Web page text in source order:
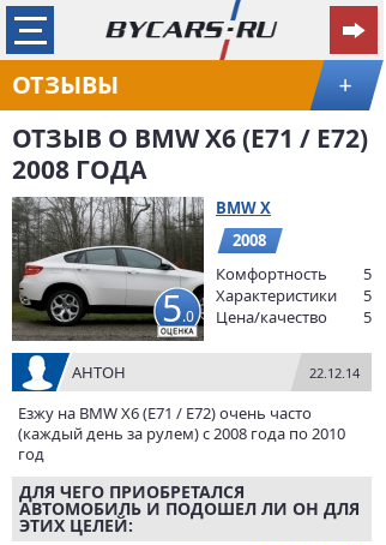
ОТЗЫВЫ +
ОТЗЫВ О BMW X6 (E71 / E72)
2008 ГОДА
5.0
BMW X
2008
Комфортность
5
Характеристики
5
Цена/качество
5
АНТОН 22.12.14
Езжу на BMW X6 (E71 / E72) очень часто
(каждый день за рулем) с 2008 года по 2010
год
ДЛЯ ЧЕГО ПРИОБРЕТАЛСЯ
АВТОМОБИЛЬ И ПОДОШЕЛ ЛИ ОН ДЛЯ
ЭТИХ ЦЕЛЕЙ: